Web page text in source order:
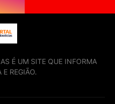
É UM SITE QUE INFORMA
E REGIÃO.